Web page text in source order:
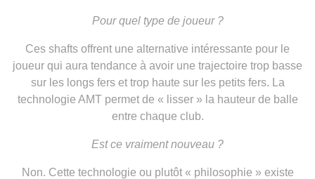
Pour quel type de joueur ?
Ces shafts offrent une alternative intéressante pour le
joueur qui aura tendance à avoir une trajectoire trop basse
sur les longs fers et trop haute sur les petits fers. La
technologie AMT permet de « lisser » la hauteur de balle
entre chaque club.
Est ce vraiment nouveau ?
Non. Cette technologie ou plutôt « philosophie » existe